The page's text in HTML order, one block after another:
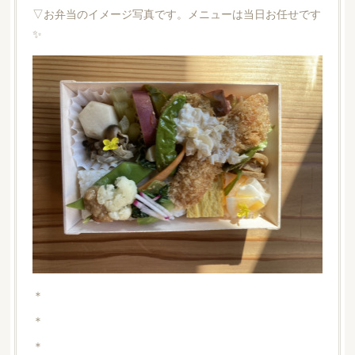
▽お弁当のイメージ写真です。メニューは当日お任せです
✨
＊
＊
＊